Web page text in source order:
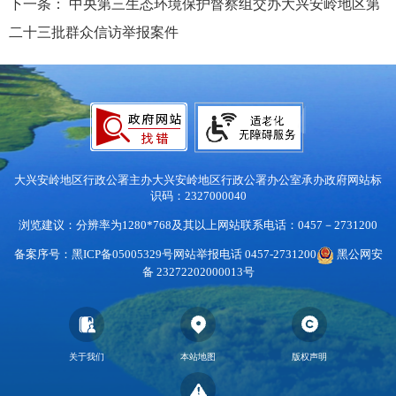
下一条：
中央第三生态环境保护督察组交办大兴安岭地区第
二十三批群众信访举报案件
大兴安岭地区行政公署主办大兴安岭地区行政公署办公室承办政府网站标
识码：2327000040
浏览建议：分辨率为1280*768及其以上网站联系电话：0457－2731200
备案序号：黑ICP备05005329号网站举报电话 0457-2731200
黑公网安
备 23272202000013号
关于我们 本站地图 版权声明